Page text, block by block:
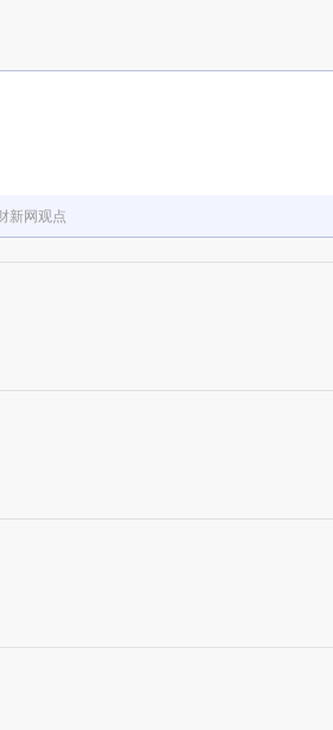
新网观点